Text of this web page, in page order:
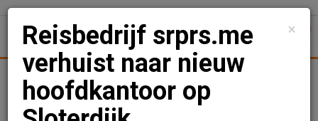
Juridisch | Fiscaal
×
Reisbedrijf srprs.me
verhuist naar nieuw
hoofdkantoor op